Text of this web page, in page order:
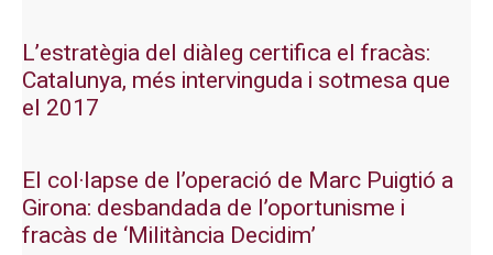
L’estratègia del diàleg certifica el fracàs:
Catalunya, més intervinguda i sotmesa que
el 2017
El col·lapse de l’operació de Marc Puigtió a
Girona: desbandada de l’oportunisme i
fracàs de ‘Militància Decidim’